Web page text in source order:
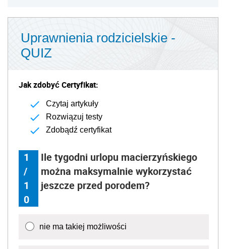
Uprawnienia rodzicielskie -
QUIZ
Jak zdobyć Certyfikat:
Czytaj artykuły
Rozwiązuj testy
Zdobądź certyfikat
1
/
1
0
Ile tygodni urlopu macierzyńskiego
można maksymalnie wykorzystać
jeszcze przed porodem?
nie ma takiej możliwości